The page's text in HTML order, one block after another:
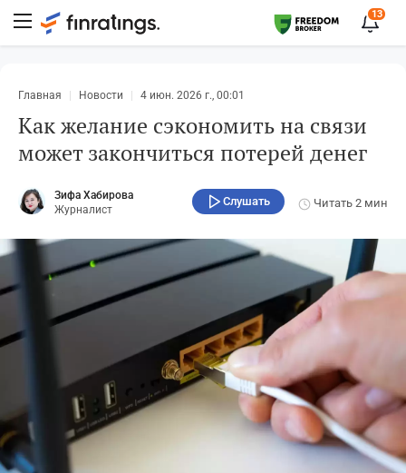
13
Главная Новости 4 июн. 2026 г., 00:01
Как желание сэкономить на связи
может закончиться потерей денег
Зифа Хабирова
Журналист
Слушать Читать 2 мин